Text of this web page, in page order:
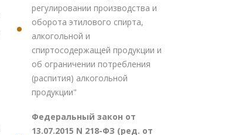
регулировании производства и
оборота этилового спирта,
алкогольной и
спиртосодержащей продукции и
об ограничении потребления
(распития) алкогольной
продукции"
Федеральный закон от
13.07.2015 N 218-ФЗ (ред. от